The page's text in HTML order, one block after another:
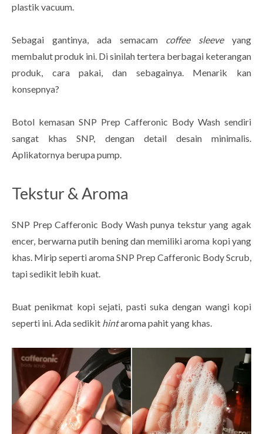
plastik vacuum.
Sebagai gantinya, ada semacam coffee sleeveyang
membalut produk ini. Di sinilah tertera berbagai keterangan
produk, cara pakai, dan sebagainya. Menarik kan
konsepnya?
Botol kemasan SNP Prep Cafferonic Body Wash sendiri
sangat khas SNP, dengan detail desain minimalis.
Aplikatornya berupa pump.
Tekstur & Aroma
SNP Prep Cafferonic Body Wash punya tekstur yang agak
encer, berwarna putih bening dan memiliki aroma kopi yang
khas. Mirip seperti aroma SNP Prep Cafferonic Body Scrub,
tapi sedikit lebih kuat.
Buat penikmat kopi sejati, pasti suka dengan wangi kopi
seperti ini. Ada sedikit hintaroma pahit yang khas.